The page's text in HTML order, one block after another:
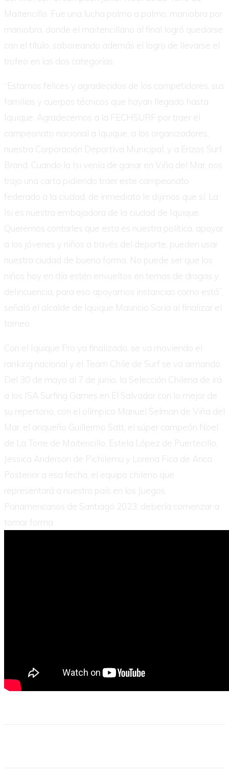
Maitencillo. Fue una lucha palmo a palmo, maniobra por
maniobra, donde el maitencillano al final logró quedarse
con el título, saboreando además el logro de llevarse el
trofeo en las dos categorías.
“Estamos felices y agradecidos de los competidores, sus
familias y cuerpos técnicos que hayan llegado hasta
Iquique. Agradecemos a la FECHSURF por traer el
campeonato nacional a Iquique, a los organizadores,
nuestra Corporación Deportiva Municipal, y a Erizos Surf
Brand. Cuando la Isi venía de ganar en Viña del Mar, nos
trajo una carta pidiendo traer este campeonato
federado a la ciudad, de inmediato le dijimos que sí. La
Isi es nuestra embajadora de la ciudad de Iquique.
Queremos contarles que esta es nuestra política, apoyar
a los jóvenes y niños a través del deporte, pueden usar
nuestra ciudad de buena forma. No puede ser que los
niños hoy en día estén envueltos en temas de drogas y
delincuencia, para eso apoyamos instancias como está”,
señaló el alcalde de Iquique Mauricio Soria al finalizar el
torneo.
Con el Iquique Pro ya finalizado, se va moviendo el
ranking nacional y el Team Chile de Surf se va armando.
Del 30 de mayo al 7 de junio, la Selección Chilena de irá
a los ISA Surfing Games en El Salvador con lo mejor de
su repertorio, con el olímpico Manuel Selman de Viña del
Mar, el ariqueño Guillermo Satt, el súper campeón Noel
de La Torre de Maitencillo, Estela López de Puertecillo,
Jessica Anderson de Pichilemu y Lorena Fica de Arica.
Posterior a esa fecha, el equipo chileno que
representará a nuestro país en los Juegos
Panamericanos de Santiago 2023, debería comenzar a
tomar forma.